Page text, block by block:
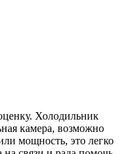
Холодильник
камера, возможно
мощность, это легко